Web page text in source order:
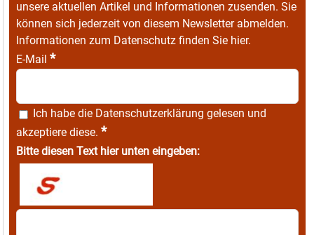
unsere aktuellen Artikel und Informationen zusenden. Sie
können sich jederzeit von diesem Newsletter abmelden.
Informationen zum Datenschutz finden Sie hier.
E-Mail *
Ich habe die Datenschutzerklärung gelesen und
akzeptiere diese. *
Bitte diesen Text hier unten eingeben: